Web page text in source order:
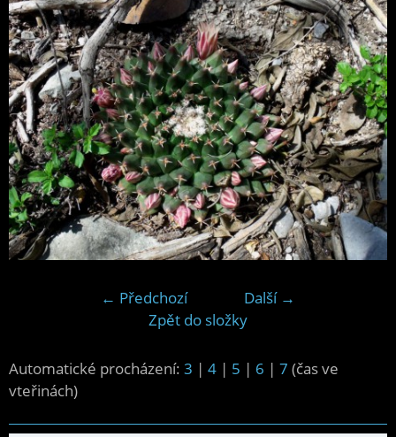
← Předchozí
Další →
Zpět do složky
Automatické procházení: 3 | 4 | 5 | 6 | 7 (čas ve
vteřinách)